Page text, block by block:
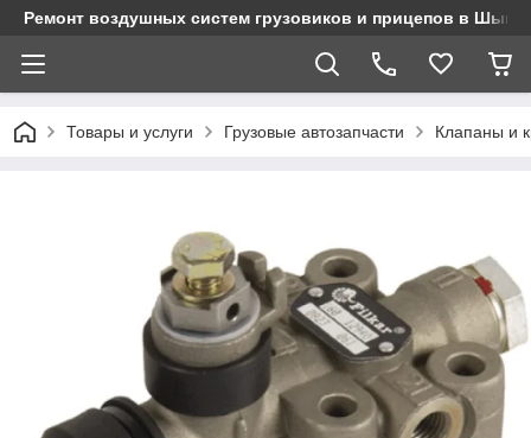
Ремонт воздушных систем грузовиков и прицепов в
Товары и услуги Грузовые автозапчасти Клапаны и